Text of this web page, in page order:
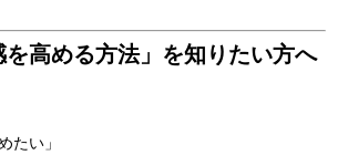
を高める方法」を知りたい方へ
たい」